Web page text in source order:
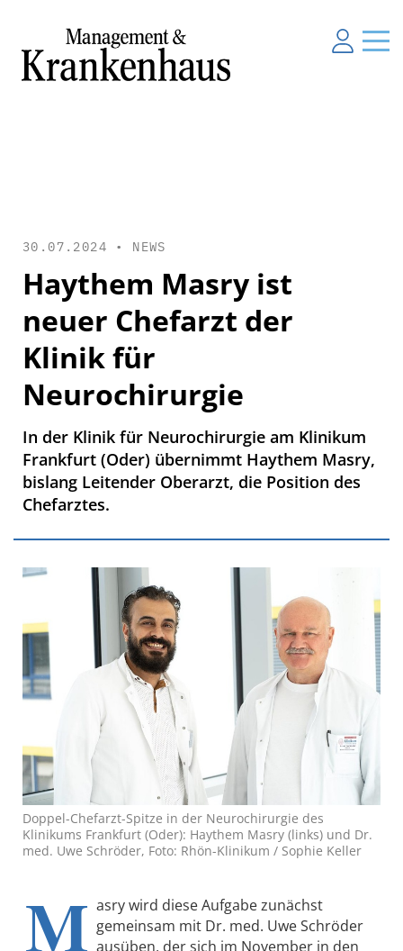
30.07.2024 • NEWS
Haythem Masry ist
neuer Chefarzt der
Klinik für
Neurochirurgie
In der Klinik für Neurochirurgie am Klinikum
Frankfurt (Oder) übernimmt Haythem Masry,
bislang Leitender Oberarzt, die Position des
Chefarztes.
Doppel-Chefarzt-Spitze in der Neurochirurgie des
Klinikums Frankfurt (Oder): Haythem Masry (links) und Dr.
med. Uwe Schröder, Foto: Rhön-Klinikum / Sophie Keller
M asry wird diese Aufgabe zunächst
gemeinsam mit Dr. med. Uwe Schröder
ausüben, der sich im November in den